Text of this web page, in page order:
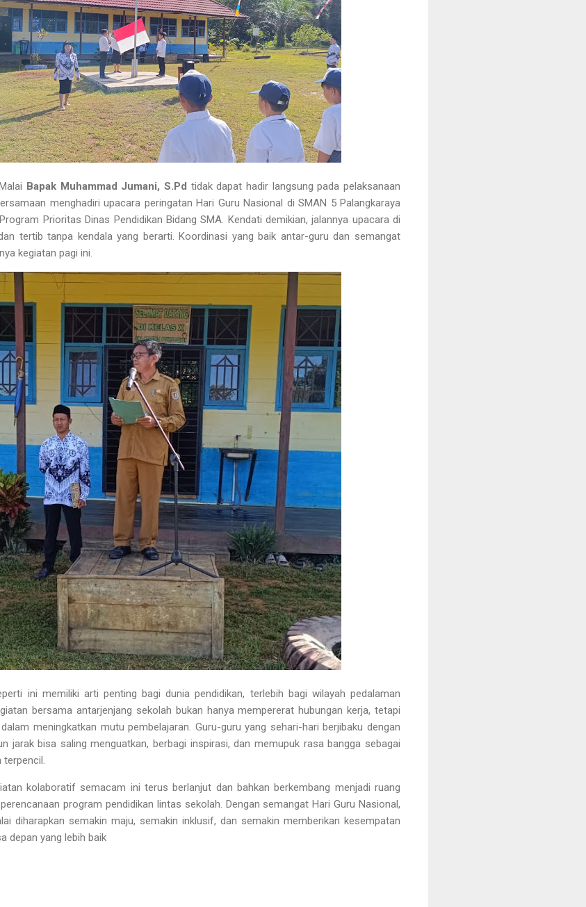
Bapak Muhammad Jumani, S.Pd tidak dapat hadir langsung pada pelaksanaan
menghadiri upacara peringatan Hari Guru Nasional di SMAN 5 Palangkaraya
Prioritas Dinas Pendidikan Bidang SMA. Kendati demikian, jalannya upacara di
tertib tanpa kendala yang berarti. Koordinasi yang baik antar-guru dan semangat
kegiatan pagi ini.
ini memiliki arti penting bagi dunia pendidikan, terlebih bagi wilayah pedalaman
bersama antarjenjang sekolah bukan hanya mempererat hubungan kerja, tetapi
meningkatkan mutu pembelajaran. Guru-guru yang sehari-hari berjibaku dengan
jarak bisa saling menguatkan, berbagi inspirasi, dan memupuk rasa bangga sebagai
kolaboratif semacam ini terus berlanjut dan bahkan berkembang menjadi ruang
program pendidikan lintas sekolah. Dengan semangat Hari Guru Nasional,
diharapkan semakin maju, semakin inklusif, dan semakin memberikan kesempatan
depan yang lebih baik